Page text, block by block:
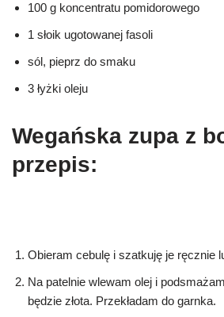
100 g koncentratu pomidorowego
1 słoik ugotowanej fasoli
sól, pieprz do smaku
3 łyżki oleju
Wegańska zupa z
przepis:
Obieram cebulę i szatkuję je ręcznie
Na patelnie wlewam olej i
będzie złota. Przekładam do garnka.